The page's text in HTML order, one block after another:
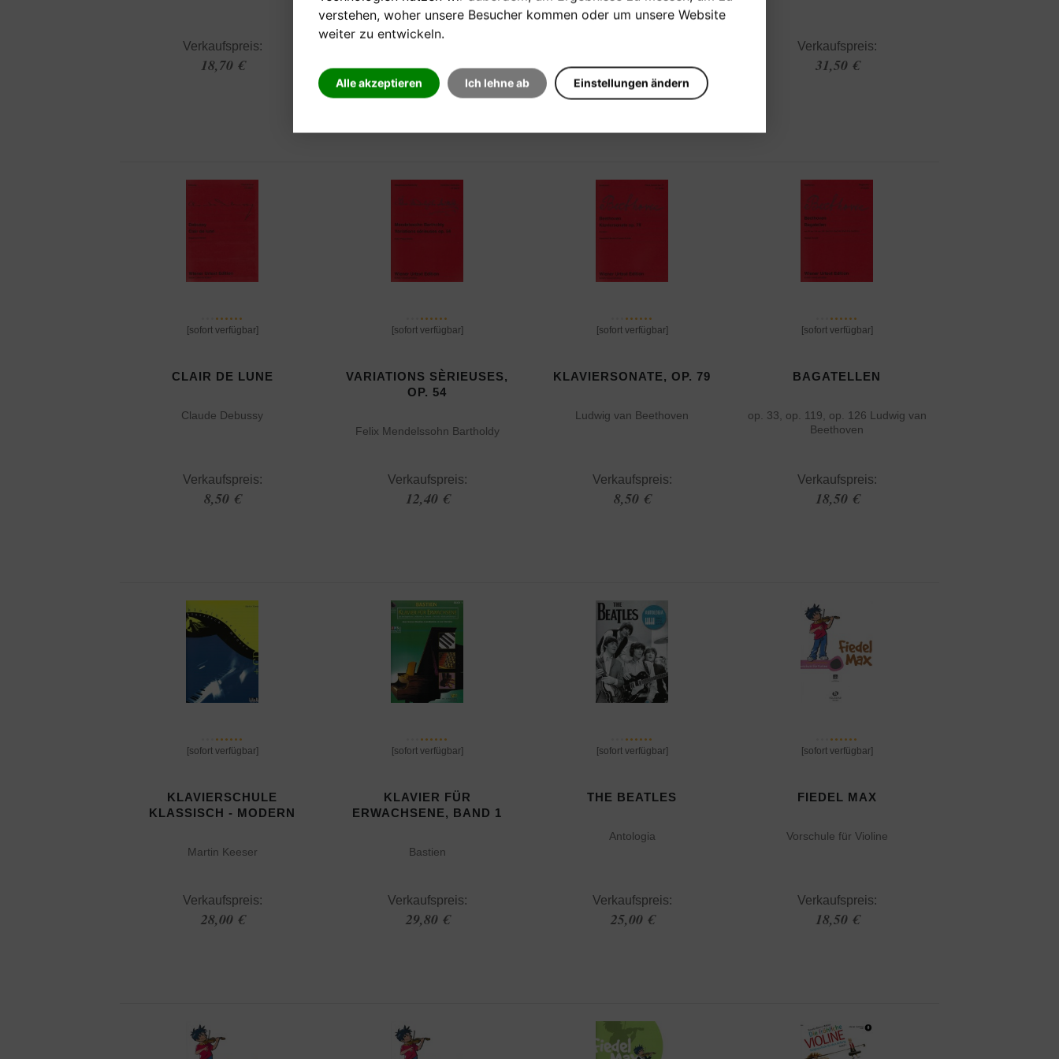
verstehen, woher unsere Besucher kommen oder um unsere Website
weiter zu entwickeln.
Alle akzeptieren Ich lehne ab Einstellungen ändern
Verkaufspreis:
18,70 €
arrangiert
27,50 €
28,70 €
Verkaufspreis:
31,50 €
[sofort verfügbar]
CLAIR DE LUNE
Claude Debussy
Verkaufspreis:
8,50 €
[sofort verfügbar]
VARIATIONS SÈRIEUSES,
OP. 54
Felix Mendelssohn Bartholdy
Verkaufspreis:
12,40 €
[sofort verfügbar]
KLAVIERSONATE, OP. 79
Ludwig van Beethoven
Verkaufspreis:
8,50 €
[sofort verfügbar]
BAGATELLEN
op. 33, op. 119, op. 126 Ludwig van
Beethoven
Verkaufspreis:
18,50 €
[sofort verfügbar]
KLAVIERSCHULE
KLASSISCH - MODERN
Martin Keeser
Verkaufspreis:
28,00 €
[sofort verfügbar]
KLAVIER FÜR
ERWACHSENE, BAND 1
Bastien
Verkaufspreis:
29,80 €
[sofort verfügbar]
THE BEATLES
Antologia
Verkaufspreis:
25,00 €
[sofort verfügbar]
FIEDEL MAX
Vorschule für Violine
Verkaufspreis:
18,50 €